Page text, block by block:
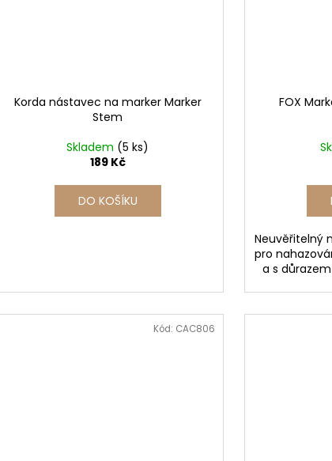
Korda nástavec na marker Marker
Stem
Skladem (5 ks)
189 Kč
DO KOŠÍKU
FOX
Neuvěřitelný
pro
a s
Kód: CAC806